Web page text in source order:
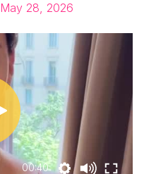
May 28, 2026
00:40